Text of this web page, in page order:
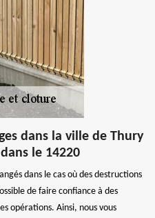
dans la ville de Thury
le 14220
dans le cas où des destructions
de faire confiance à des
opérations. Ainsi, nous vous